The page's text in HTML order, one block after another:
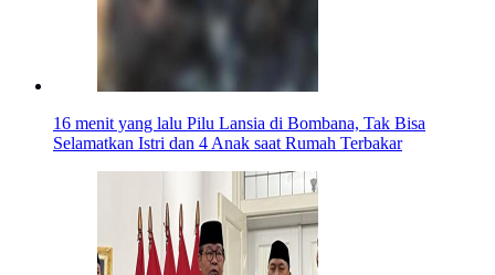
16 menit yang lalu Pilu Lansia di Bombana, Tak Bisa
Selamatkan Istri dan 4 Anak saat Rumah Terbakar